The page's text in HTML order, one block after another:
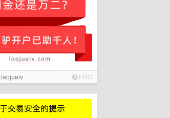
laojuelv PRO